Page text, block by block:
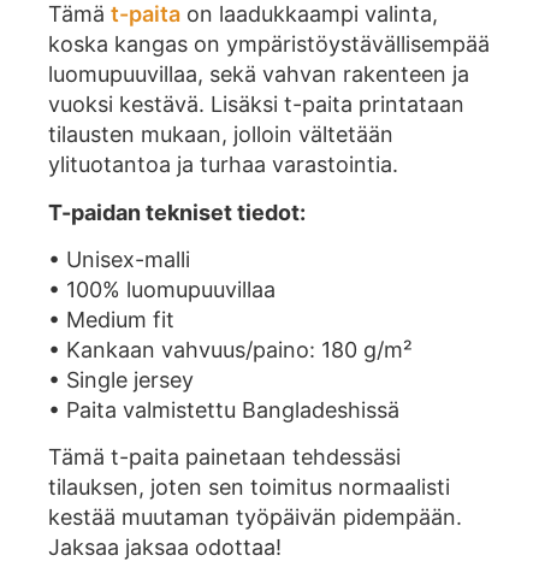
Tämä t-paita on laadukkaampi valinta,
koska kangas on ympäristöystävällisempää
luomupuuvillaa, sekä vahvan rakenteen ja
vuoksi kestävä. Lisäksi t-paita printataan
tilausten mukaan, jolloin vältetään
ylituotantoa ja turhaa varastointia.
T-paidan tekniset tiedot:
• Unisex-malli
• 100% luomupuuvillaa
• Medium fit
• Kankaan vahvuus/paino: 180 g/m²
• Single jersey
• Paita valmistettu Bangladeshissä
Tämä t-paita painetaan tehdessäsi
tilauksen, joten sen toimitus normaalisti
kestää muutaman työpäivän pidempään.
Jaksaa jaksaa odottaa!